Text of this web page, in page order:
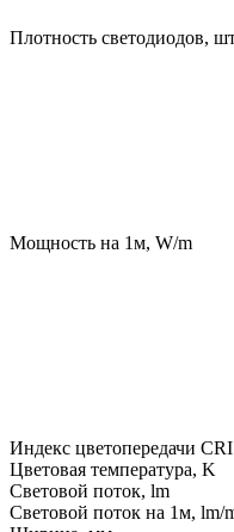
Плотность светодиодов,
Мощность на 1м, W/m
Индекс цветопередачи
Цветовая температура, K
Световой поток, lm
Световой поток на 1м, lm/